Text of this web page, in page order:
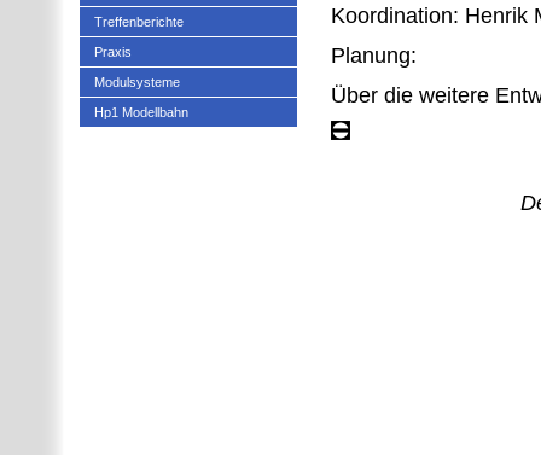
Koordination: Henrik
Planung:
Über die weitere
Treffenberichte
Praxis
Modulsysteme
Hp1 Modellbahn